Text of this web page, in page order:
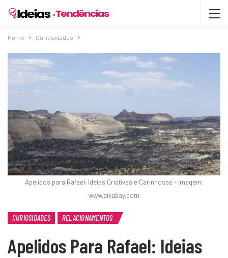
Home Curiosidades
Apelidos para Rafael: Ideias Criativas e Carinhosas - Imagem:
www.pixabay.com
CURIOSIDADES RELACIONAMENTOS
Apelidos Para Rafael: Ideias